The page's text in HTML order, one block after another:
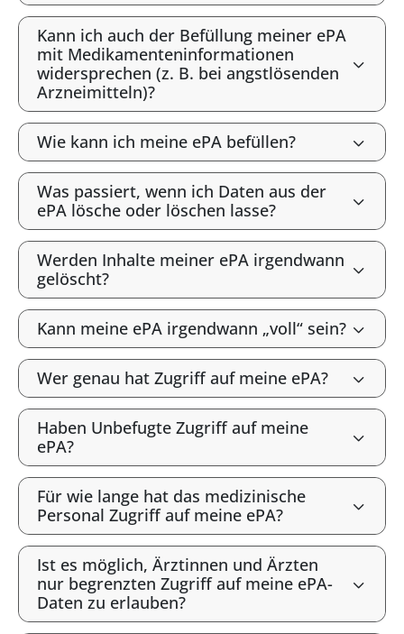
Kann ich auch der Befüllung meiner ePA
mit Medikamenteninformationen
widersprechen (z. B. bei angstlösenden
Arzneimitteln)?
Wie kann ich meine ePA befüllen?
Was passiert, wenn ich Daten aus der
ePA lösche oder löschen lasse?
Werden Inhalte meiner ePA irgendwann
gelöscht?
Kann meine ePA irgendwann „voll“ sein?
Wer genau hat Zugriff auf meine ePA?
Haben Unbefugte Zugriff auf meine
ePA?
Für wie lange hat das medizinische
Personal Zugriff auf meine ePA?
Ist es möglich, Ärztinnen und Ärzten
nur begrenzten Zugriff auf meine ePA-
Daten zu erlauben?